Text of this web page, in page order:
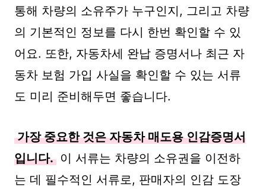
통해 차량의 소유주가 누구인지, 그리고 차량
의 기본적인 정보를 다시 한번 확인할 수 있
어요. 또한, 자동차세 완납 증명서나 최근 자
동차 보험 가입 사실을 확인할 수 있는 서류
도 미리 준비해두면 좋습니다.
가장 중요한 것은 자동차 매도용 인감증명서
입니다. 이 서류는 차량의 소유권을 이전하
는 데 필수적인 서류로, 판매자의 인감 도장